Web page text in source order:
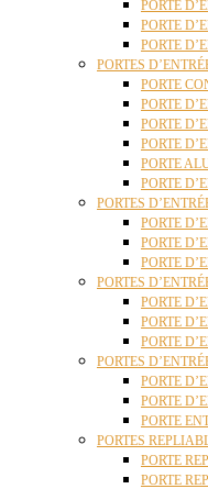
PORTE
PORTE
PORTE
PORTES
PORTE
PORTE
PORTE
PORTE
PORTE
PORTE
PORTES
PORTE
PORTE
PORTE
PORTES
PORTE
PORTE
PORTE
PORTES
PORTE
PORTE
PORTE
PORTES
PORTE
PORTE